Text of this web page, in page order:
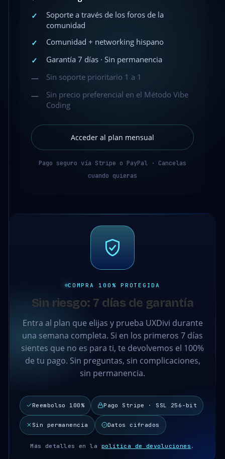
✓
Soporte a través de los foros de la
comunidad
✓
Comunidad + networking hispano
✓
Garantía 7 días · Sin permanencia
—
Sin soporte prioritario 1 a 1
—
Sin precio preferencial en el Método Vibe
Coding
Acceder al plan mensual
Pago seguro vía Stripe o PayPal · Cancelas
cuando quieras
COMPRA 100% PROTEGIDA
Sin riesgo: 7 días de garantía
Entra al plan que elijas y prueba UXDivi durante
una semana completa. Si en los primeros 7 días
sientes que no es para ti, te devolvemos el 100%
de tu pago. Sin preguntas, sin complicaciones,
sin permanencia.
Reembolso 100% Pago Stripe · SSL 256-bit
Sin permanencia Datos cifrados
Más detalles en la política de devoluciones .